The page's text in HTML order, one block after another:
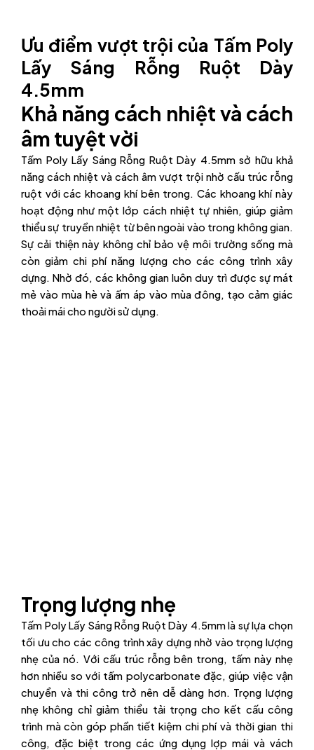
Ưu điểm vượt trội của Tấm Poly
Lấy Sáng Rỗng Ruột Dày
4.5mm
Khả năng cách nhiệt và cách
âm tuyệt vời
Tấm Poly Lấy Sáng Rỗng Ruột Dày 4.5mm sở hữu khả
năng cách nhiệt và cách âm vượt trội nhờ cấu trúc rỗng
ruột với các khoang khí bên trong. Các khoang khí này
hoạt động như một lớp cách nhiệt tự nhiên, giúp giảm
thiểu sự truyền nhiệt từ bên ngoài vào trong không gian.
Sự cải thiện này không chỉ bảo vệ môi trường sống mà
còn giảm chi phí năng lượng cho các công trình xây
dựng. Nhờ đó, các không gian luôn duy trì được sự mát
mẻ vào mùa hè và ấm áp vào mùa đông, tạo cảm giác
thoải mái cho người sử dụng.
Trọng lượng nhẹ
Tấm Poly Lấy Sáng Rỗng Ruột Dày 4.5mm là sự lựa chọn
tối ưu cho các công trình xây dựng nhờ vào trọng lượng
nhẹ của nó. Với cấu trúc rỗng bên trong, tấm này nhẹ
hơn nhiều so với tấm polycarbonate đặc, giúp việc vận
chuyển và thi công trở nên dễ dàng hơn. Trọng lượng
nhẹ không chỉ giảm thiểu tải trọng cho kết cấu công
trình mà còn góp phần tiết kiệm chi phí và thời gian thi
công, đặc biệt trong các ứng dụng lợp mái và vách